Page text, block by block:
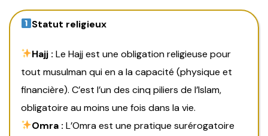
Statut religieux
Hajj : Le Hajj est une obligation religieuse pour
tout musulman qui en a la capacité (physique et
financière). C’est l’un des cinq piliers de l’Islam,
obligatoire au moins une fois dans la vie.
Omra : L’Omra est une pratique surérogatoire